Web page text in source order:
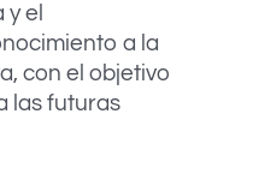
el
a la
con el objetivo
las futuras